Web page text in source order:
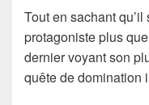
Tout en sachant qu’il
protagoniste plus
dernier voyant son
quête de domination